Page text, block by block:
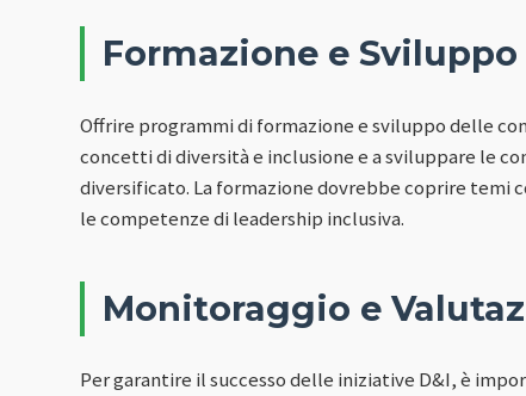
Formazione e
Offrire programmi di formazione e sviluppo delle
concetti di diversità e inclusione e a sviluppare le
diversificato. La formazione dovrebbe coprire temi
le competenze di leadership inclusiva.
Monitoraggio e
Per garantire il successo delle iniziative D&I, è